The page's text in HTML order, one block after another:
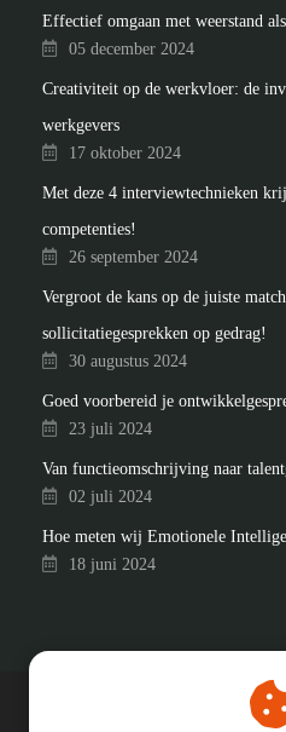
Effectief omgaan met weerstand
05 december 2024
Creativiteit op de werkvloer: de
werkgevers
17 oktober 2024
Met deze 4 interviewtechnieken
competenties!
26 september 2024
Vergroot de kans op de juiste
sollicitatiegesprekken op gedrag!
30 augustus 2024
Goed voorbereid je
23 juli 2024
Van functieomschrijving naar
02 juli 2024
Hoe meten wij Emotionele
18 juni 2024